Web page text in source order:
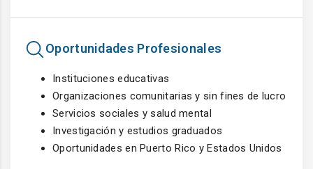
Oportunidades Profesionales
Instituciones educativas
Organizaciones comunitarias y sin fines de lucro
Servicios sociales y salud mental
Investigación y estudios graduados
Oportunidades en Puerto Rico y Estados Unidos